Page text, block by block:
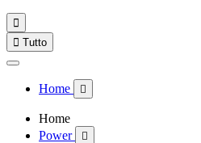

 Tutto
Home 
Home
Power
